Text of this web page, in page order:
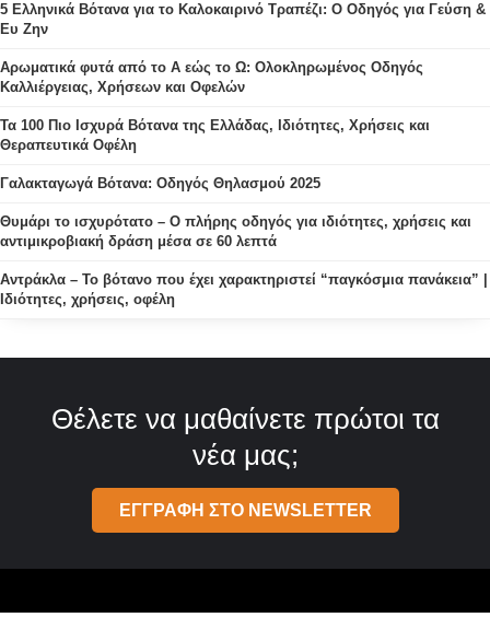
5 Ελληνικά Βότανα για το Καλοκαιρινό Τραπέζι: Ο Οδηγός για Γεύση &
Ευ Ζην
Αρωματικά φυτά από το Α εώς το Ω: Ολοκληρωμένος Οδηγός
Καλλιέργειας, Χρήσεων και Οφελών
Τα 100 Πιο Ισχυρά Βότανα της Ελλάδας, Ιδιότητες, Χρήσεις και
Θεραπευτικά Οφέλη
Γαλακταγωγά Βότανα: Οδηγός Θηλασμού 2025
Θυμάρι το ισχυρότατο – Ο πλήρης οδηγός για ιδιότητες, χρήσεις και
αντιμικροβιακή δράση μέσα σε 60 λεπτά
Αντράκλα – Το βότανο που έχει χαρακτηριστεί “παγκόσμια πανάκεια” |
Ιδιότητες, χρήσεις, οφέλη
Θέλετε να μαθαίνετε πρώτοι τα
νέα μας;
ΕΓΓΡΑΦΗ ΣΤΟ NEWSLETTER